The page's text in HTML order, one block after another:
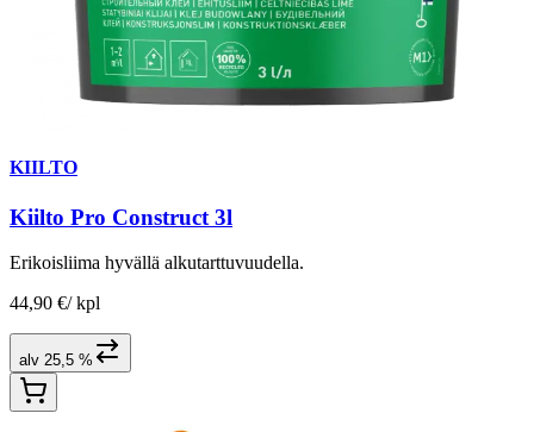
KIILTO
Kiilto Pro Construct 3l
Erikoisliima hyvällä alkutarttuvuudella.
44,90 €/ kpl
alv 25,5 %